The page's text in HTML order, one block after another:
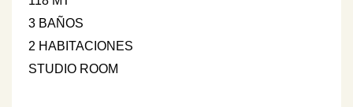
3 BAÑOS
2 HABITACIONES
STUDIO ROOM